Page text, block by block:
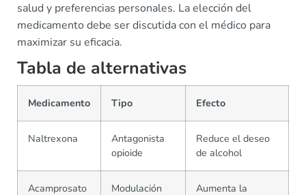
salud y preferencias personales. La elección del
medicamento debe ser discutida con el médico para
maximizar su eficacia.
Tabla de alternativas
Medicamento Tipo Efecto
Naltrexona
Antagonista
opioide
Reduce el deseo
de alcohol
Acamprosato Modulación
Aumenta la